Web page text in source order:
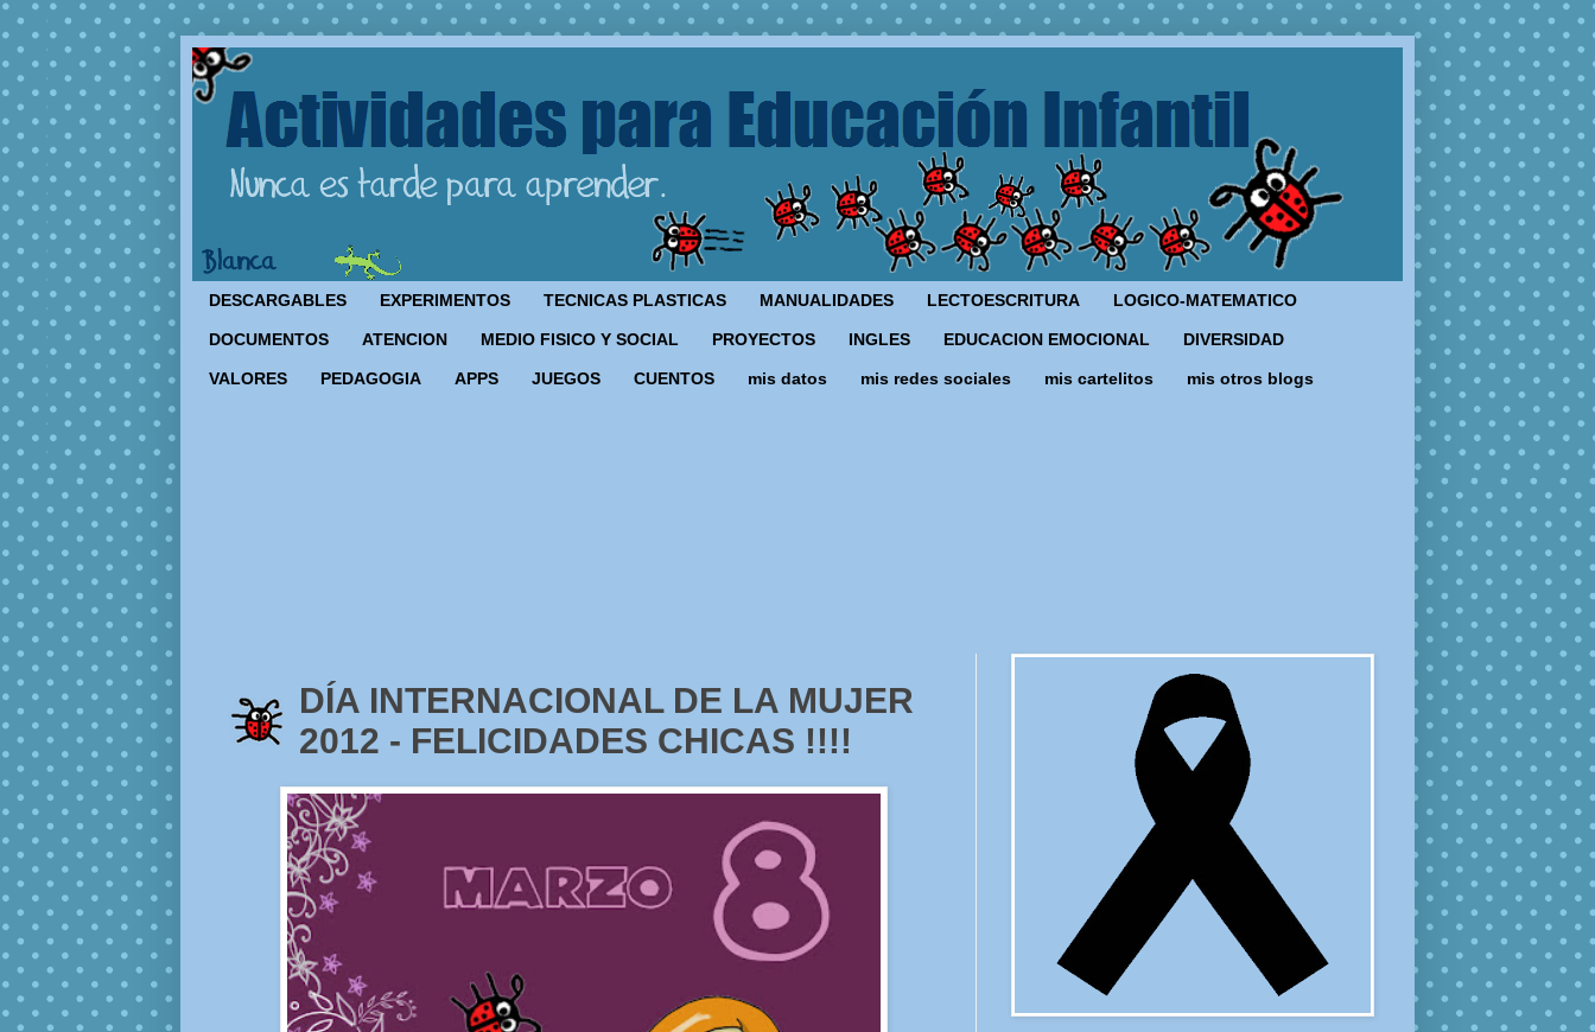
DESCARGABLES EXPERIMENTOS TECNICAS PLASTICAS MANUALIDADES LECTOESCRITURA LOGICO-MATEMATICO
DOCUMENTOS ATENCION MEDIO FISICO Y SOCIAL PROYECTOS INGLES EDUCACION EMOCIONAL DIVERSIDAD
VALORES PEDAGOGIA APPS JUEGOS CUENTOS mis datos mis redes sociales mis cartelitos mis otros blogs
DÍA INTERNACIONAL DE LA MUJER
2012 - FELICIDADES CHICAS !!!!